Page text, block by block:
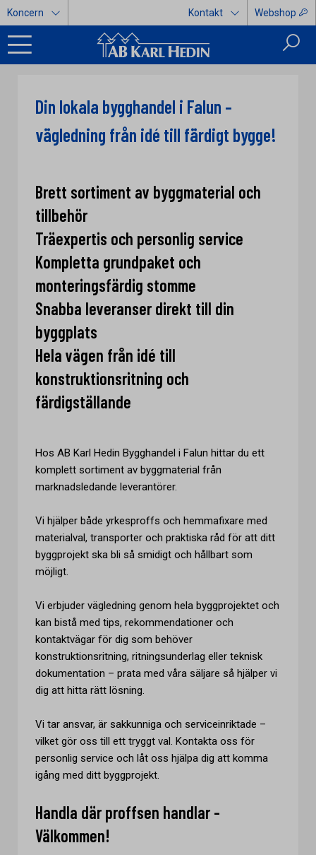
Koncern Kontakt Webshop
Din lokala bygghandel i Falun –
vägledning från idé till färdigt bygge!
Brett sortiment av byggmaterial och
tillbehör
Träexpertis och personlig service
Kompletta grundpaket och
monteringsfärdig stomme
Snabba leveranser direkt till din
byggplats
Hela vägen från idé till
konstruktionsritning och
färdigställande
Hos AB Karl Hedin Bygghandel i Falun hittar du ett
komplett sortiment av byggmaterial från
marknadsledande leverantörer.
Vi hjälper både yrkesproffs och hemmafixare med
materialval, transporter och praktiska råd för att ditt
byggprojekt ska bli så smidigt och hållbart som
möjligt.
Vi erbjuder vägledning genom hela byggprojektet och
kan bistå med tips, rekommendationer och
kontaktvägar för dig som behöver
konstruktionsritning, ritningsunderlag eller teknisk
dokumentation – prata med våra säljare så hjälper vi
dig att hitta rätt lösning.
Vi tar ansvar, är sakkunniga och serviceinriktade –
vilket gör oss till ett tryggt val. Kontakta oss för
personlig service och låt oss hjälpa dig att komma
igång med ditt byggprojekt.
Handla där proffsen handlar -
Välkommen!